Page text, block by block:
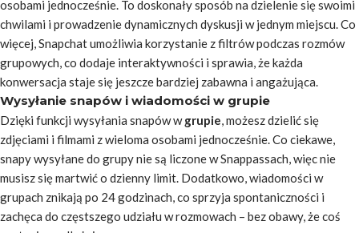
osobami jednocześnie. To doskonały sposób na dzielenie się swoimi
chwilami i prowadzenie dynamicznych dyskusji w jednym miejscu. Co
więcej, Snapchat umożliwia korzystanie z filtrów podczas rozmów
grupowych, co dodaje interaktywności i sprawia, że każda
konwersacja staje się jeszcze bardziej zabawna i angażująca.
Wysyłanie snapów i wiadomości w grupie
Dzięki funkcji wysyłania snapów wgrupie, możesz dzielić się
zdjęciami i filmami z wieloma osobami jednocześnie. Co ciekawe,
snapy wysyłane do grupy nie są liczone w Snappassach, więc nie
musisz się martwić o dzienny limit. Dodatkowo, wiadomości w
grupach znikają po 24 godzinach, co sprzyja spontaniczności i
zachęca do częstszego udziału w rozmowach – bez obawy, że coś